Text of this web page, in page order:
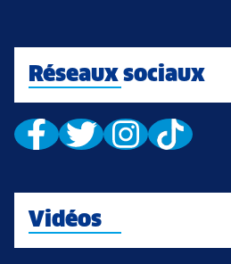
Réseaux sociaux
Vidéos